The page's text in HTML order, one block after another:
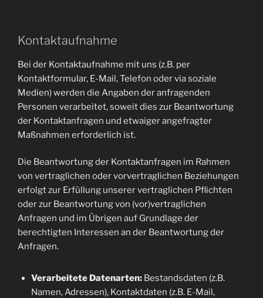
Kontaktaufnahme
Bei der Kontaktaufnahme mit uns (z.B. per
Kontaktformular, E-Mail, Telefon oder via soziale
Medien) werden die Angaben der anfragenden
Personen verarbeitet, soweit dies zur Beantwortung
der Kontaktanfragen und etwaiger angefragter
Maßnahmen erforderlich ist.
Die Beantwortung der Kontaktanfragen im Rahmen
von vertraglichen oder vorvertraglichen Beziehungen
erfolgt zur Erfüllung unserer vertraglichen Pflichten
oder zur Beantwortung von (vor)vertraglichen
Anfragen und im Übrigen auf Grundlage der
berechtigten Interessen an der Beantwortung der
Anfragen.
Verarbeitete Datenarten:Bestandsdaten (z.B.
Namen, Adressen), Kontaktdaten (z.B. E-Mail,